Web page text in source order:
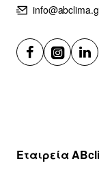
Εταιρεία